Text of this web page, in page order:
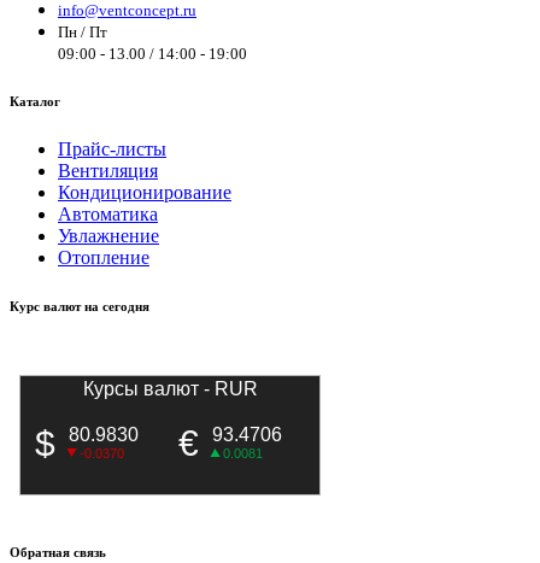
info@ventconcept.ru
Пн / Пт
09:00 - 13.00 / 14:00 - 19:00
Каталог
Прайс-листы
Вентиляция
Кондиционирование
Автоматика
Увлажнение
Отопление
Курс валют на сегодня
Обратная связь